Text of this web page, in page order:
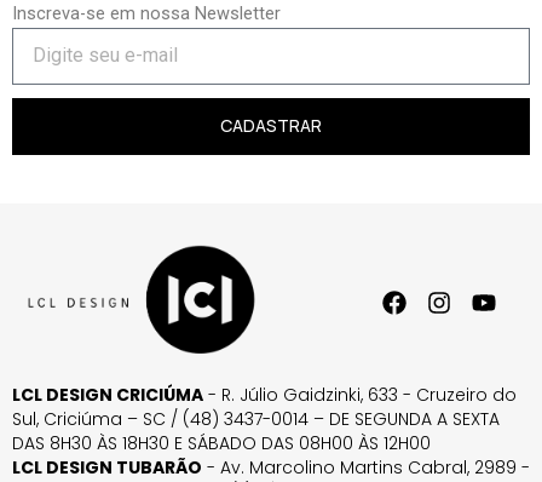
Inscreva-se em nossa Newsletter
CADASTRAR
LCL DESIGN CRICIÚMA - R. Júlio Gaidzinki, 633 - Cruzeiro do
Sul, Criciúma – SC / (48) 3437-0014 – DE SEGUNDA A SEXTA
DAS 8H30 ÀS 18H30 E SÁBADO DAS 08H00 ÀS 12H00
LCL DESIGN TUBARÃO - Av. Marcolino Martins Cabral, 2989 -